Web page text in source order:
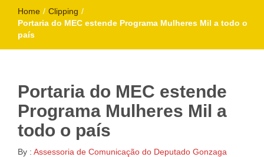
Home / Clipping /
Portaria do MEC estende Programa Mulheres Mil a todo o
país
Portaria do MEC estende
Programa Mulheres Mil a
todo o país
By : Assessoria de Comunicação do Deputado Gonzaga